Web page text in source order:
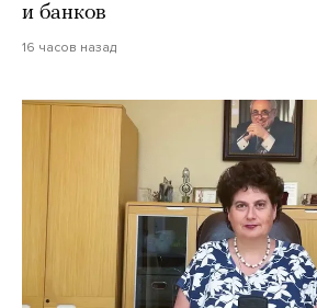
и банков
16 часов назад